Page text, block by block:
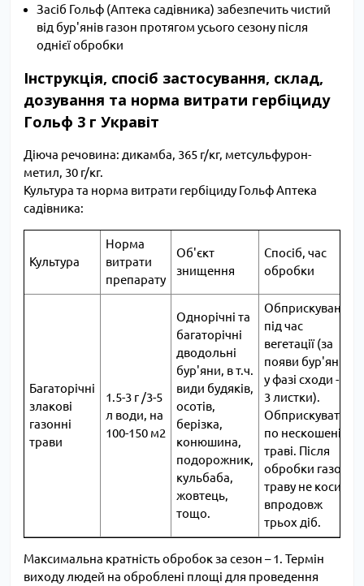
Засіб Гольф (Аптека садівника) забезпечить чистий
від бур'янів газон протягом усього сезону після
однієї обробки
Інструкція, спосіб застосування, склад,
дозування та норма витрати гербіциду
Гольф 3 г Укравіт
Діюча речовина: дикамба, 365 г/кг, метсульфурон-
метил, 30 г/кг.
Культура та норма витрати гербіциду Гольф Аптека
садівника:
Культура
Норма
витрати
препарату
Об'єкт
знищення
Спосіб, час
обробки
Багаторічні
злакові
газонні
трави
1.5-3 г /3-5
л води, на
100-150 м2
Однорічні та
багаторічні
дводольні
бур'яни, в т.ч.
види будяків,
осотів,
берізка,
конюшина,
подорожник,
кульбаба,
жовтець,
тощо.
Обприскування
під час
вегетації (за
появи бур'янів
у фазі сходи - 2-
3 листки).
Обприскувати
по нескошеній
траві. Після
обробки газону
траву не косити
впродовж
трьох діб.
Максимальна кратність обробок за сезон – 1. Термін
виходу людей на оброблені площі для проведення